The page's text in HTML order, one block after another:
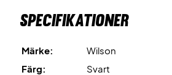
Träningsskor från Wilson med
med bra stöd, stabilitet och komfort.
Specifikationer
Märke:
Wilson
Färg:
Svart